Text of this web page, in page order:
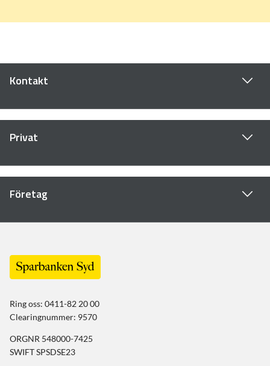
Kontakt
Privat
Företag
Ring oss: 0411-82 20 00
Clearingnummer: 9570
ORGNR 548000-7425
SWIFT SPSDSE23